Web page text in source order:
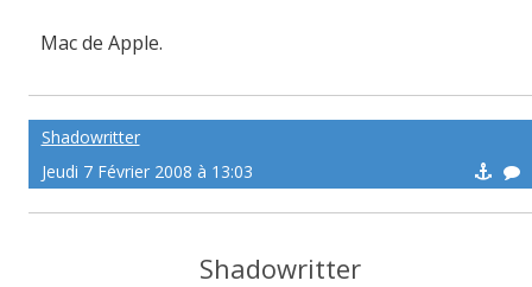
Mac de Apple.
Linux du monde entier.
Shadowritter
Jeudi 7 Février 2008 à 13:03
Shadowritter